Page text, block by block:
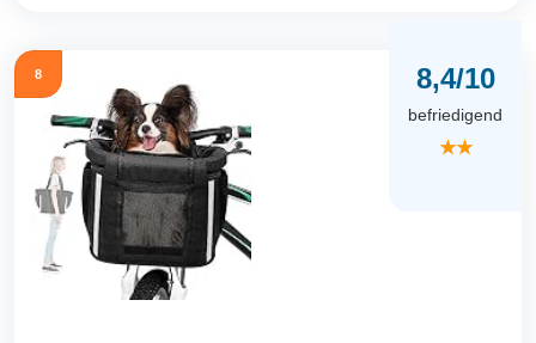
8 8,4/10
befriedigend
★★